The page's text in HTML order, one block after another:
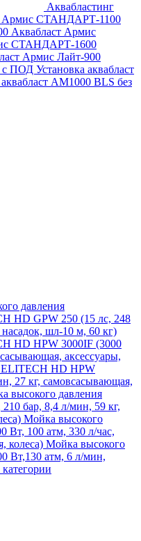
Аквабластинг
Армис СТАНДАРТ-1100
Аквабласт Армис
СТАНДАРТ-1600
Армис Лайт-900
с ПОД Установка аквабласт
AM1000 BLS без
давления
HD GPW 250 (15 лс, 248
шл-10 м, 60 кг)
HD HPW 3000IF (3000
аксессуары,
ELITECH HD HPW
27 кг, самовсасывающая,
высокого давления
бар, 8,4 л/мин, 59 кг,
Мойка высокого
Вт, 100 атм, 330 л/час,
колеса) Мойка высокого
Вт,130 атм, 6 л/мин,